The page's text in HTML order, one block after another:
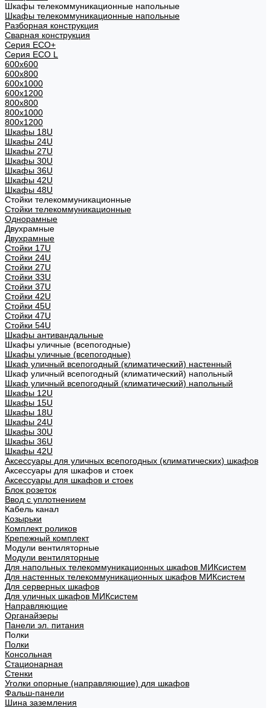
Шкафы телекоммуникационные напольные
Шкафы телекоммуникационные напольные
Разборная конструкция
Сварная конструкция
Серия ECO+
Серия ECO L
600x600
600x800
600х1000
600х1200
800x800
800х1000
800х1200
Шкафы 18U
Шкафы 24U
Шкафы 27U
Шкафы 30U
Шкафы 36U
Шкафы 42U
Шкафы 48U
Стойки телекоммуникационные
Стойки телекоммуникационные
Однорамные
Двухрамные
Двухрамные
Стойки 17U
Стойки 24U
Стойки 27U
Стойки 33U
Стойки 37U
Стойки 42U
Стойки 45U
Стойки 47U
Стойки 54U
Шкафы антивандальные
Шкафы уличные (всепогодные)
Шкафы уличные (всепогодные)
Шкаф уличный всепогодный (климатический) настенный
Шкаф уличный всепогодный (климатический) напольный
Шкаф уличный всепогодный (климатический) напольный
Шкафы 12U
Шкафы 15U
Шкафы 18U
Шкафы 24U
Шкафы 30U
Шкафы 36U
Шкафы 42U
Аксессуары для уличных всепогодных (климатических) шкафов
Аксессуары для шкафов и стоек
Аксессуары для шкафов и стоек
Блок розеток
Ввод с уплотнением
Кабель канал
Козырьки
Комплект роликов
Крепежный комплект
Модули вентиляторные
Модули вентиляторные
Для напольных телекоммуникационных шкафов МИКсистем
Для настенных телекоммуникационных шкафов МИКсистем
Для серверных шкафов
Для уличных шкафов МИКсистем
Направляющие
Органайзеры
Панели эл. питания
Полки
Полки
Консольная
Стационарная
Стенки
Уголки опорные (направляющие) для шкафов
Фальш-панели
Шина заземления